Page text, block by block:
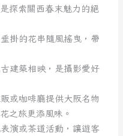
探索關西春末魅力的絕
掛的花串隨風搖曳，帶
建築相映，是攝影愛好
或咖啡廳提供大阪名物
之旅更添風味。
演或茶道活動，讓遊客